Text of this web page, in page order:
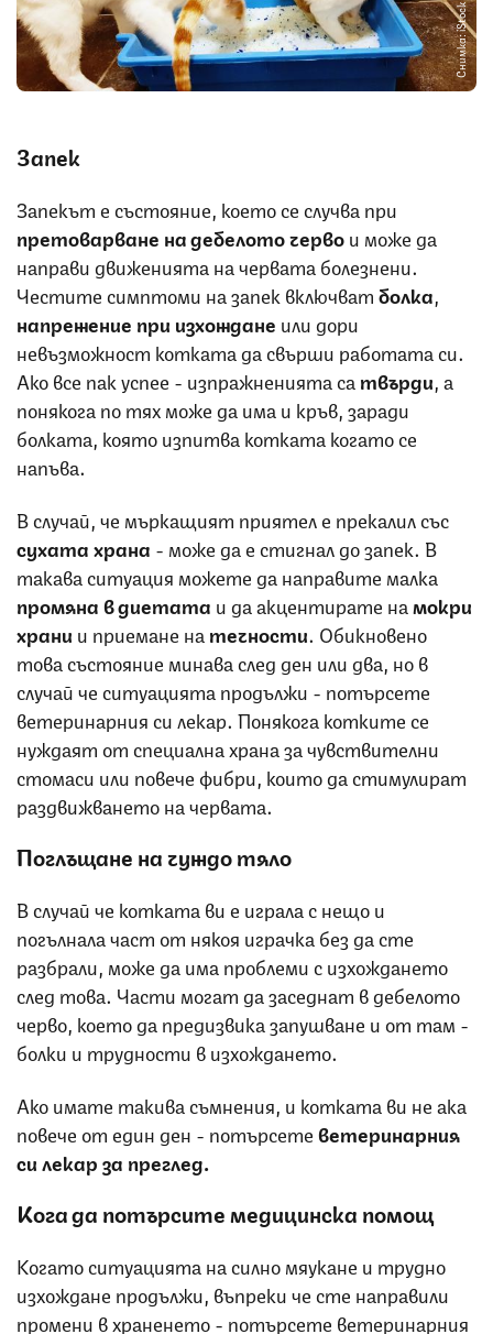
Снимка: iStock
Запек
Запекът е състояние, което се случва при
претоварване на дебелото червои може да
направи движенията на червата болезнени.
Честите симптоми на запек включватболка
напрежение при изхождане или дори
невъзможност котката да свърши работата си.
Ако все пак успее - изпражненията са твърди , а
понякога по тях може да има и кръв, заради
болката, която изпитва котката когато се
напъва.
В случай, че мъркащият приятел е прекалил със
сухата храна - може да е стигнал до запек. В
такава ситуация можете да направите малка
промяна в диетата и да акцентирате намокри
храни и приемане на течности. Обикновено
това състояние минава след ден или два, но в
случай че ситуацията продължи - потърсете
ветеринарния си лекар. Понякога котките се
нуждаят от специална храна за чувствителни
стомаси или повече фибри, които да стимулират
раздвижването на червата.
Поглъщане на чуждо тяло
В случай че котката ви е играла с нещо и
погълнала част от някоя играчка без да сте
разбрали, може да има проблеми с изхождането
след това. Части могат да заседнат в дебелото
черво, което да предизвика запушване и от там -
болки и трудности в изхождането.
Ако имате такива съмнения, и котката ви не ака
повече от един ден - потърсетеветеринарния
си лекар за преглед.
Кога да потърсите медицинска помощ
Когато ситуацията на силно мяукане и трудно
изхождане продължи, въпреки че сте направили
промени в храненето - потърсете ветеринарния